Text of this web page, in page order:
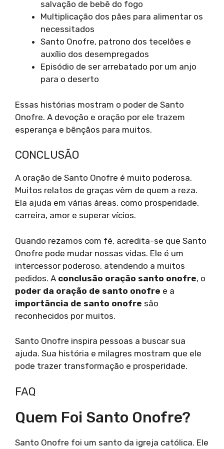
salvação de bebê do fogo
Multiplicação dos pães para alimentar os
necessitados
Santo Onofre, patrono dos tecelões e
auxílio dos desempregados
Episódio de ser arrebatado por um anjo
para o deserto
Essas histórias mostram o poder de Santo
Onofre. A devoção e oração por ele trazem
esperança e bênçãos para muitos.
CONCLUSÃO
A oração de Santo Onofre é muito poderosa.
Muitos relatos de graças vêm de quem a reza.
Ela ajuda em várias áreas, como prosperidade,
carreira, amor e superar vícios.
Quando rezamos com fé, acredita-se que Santo
Onofre pode mudar nossas vidas. Ele é um
intercessor poderoso, atendendo a muitos
pedidos. A conclusão oração santo onofre, o
poder da oração de santo onofre e a
importância de santo onofre são
reconhecidos por muitos.
Santo Onofre inspira pessoas a buscar sua
ajuda. Sua história e milagres mostram que ele
pode trazer transformação e prosperidade.
FAQ
Quem Foi Santo Onofre?
Santo Onofre foi um santo da igreja católica. Ele